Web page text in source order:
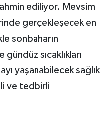
ediliyor. Mevsim
gerçekleşecek en
sonbaharın
sıcaklıkları
yaşanabilecek sağlık
ve tedbirli